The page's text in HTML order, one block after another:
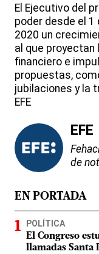
El Ejecutivo del
poder desde el 1
2020 un
al que
financiero e
propuestas,
jubilaciones y la
EFE
EFE
de
EN PORTADA
POLÍTICA
El Congreso
llamadas Santa